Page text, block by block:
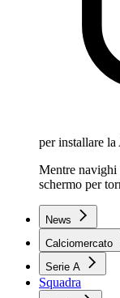
per installare
Mentre navighi
schermo per
News
Calciomercato
Serie A
Squadra